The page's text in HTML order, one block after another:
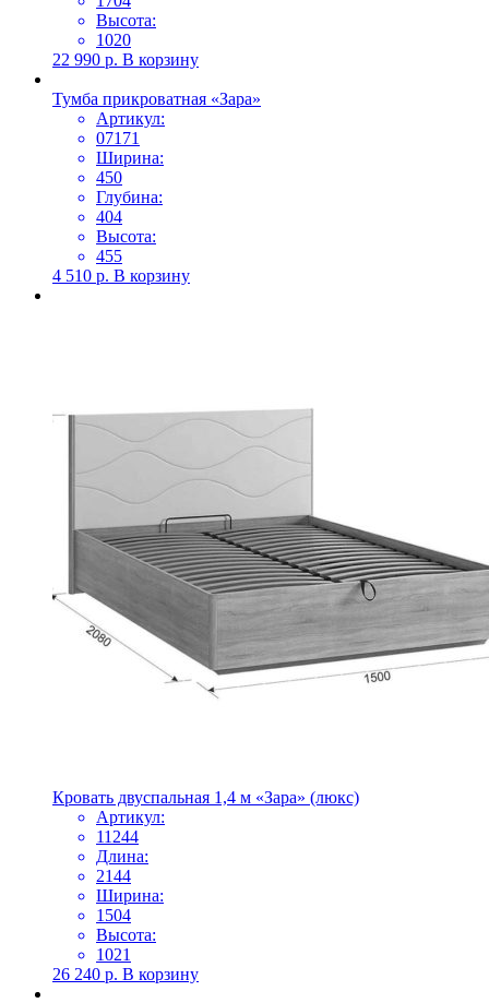
Высота:
1020
22 990 р. В корзину
Тумба прикроватная «Зара»
Артикул:
07171
Ширина:
450
Глубина:
404
Высота:
455
4 510 р. В корзину
Кровать двуспальная 1,4 м «Зара» (люкс)
Артикул:
11244
Длина:
2144
Ширина:
1504
Высота:
1021
26 240 р. В корзину